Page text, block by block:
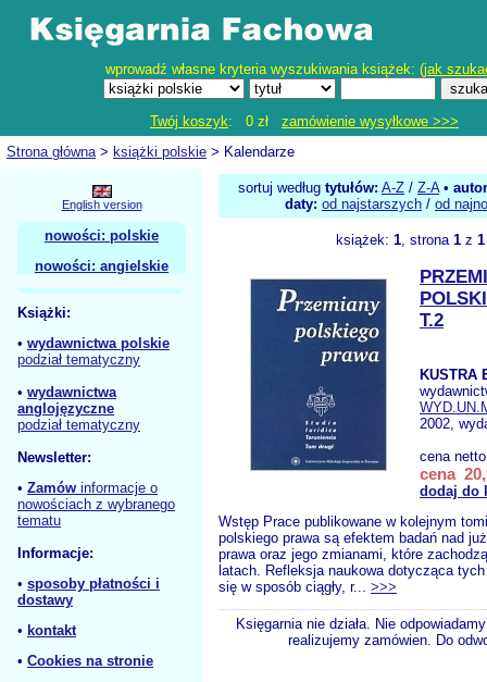
wprowadź własne kryteria wyszukiwania książek: (jak
Twój koszyk: 0 zł zamówienie wysyłkowe >>>
Strona główna> książki polskie > Kalendarze
English version
nowości: polskie
nowości: angielskie
Książki:
• wydawnictwa polskie
podział tematyczny
• wydawnictwa
anglojęzyczne
podział tematyczny
Newsletter:
• Zamów informacje o
nowościach z wybranego
tematu
Informacje:
• sposoby płatności i
dostawy
• kontakt
• Cookies na stronie
sortuj według tytułów: A-Z / Z-A•
daty: od najstarszych / od
książek: 1, strona 1 z 1
T.2
KUSTRA
2002,
cena
cena
dodaj do
Wstęp Prace publikowane w kolejnym
polskiego prawa są efektem badań nad
prawa oraz jego zmianami, które
latach. Refleksja naukowa dotycząca
się w sposób ciągły, r... >>>
Księgarnia nie działa. Nie
realizujemy zamówien. Do